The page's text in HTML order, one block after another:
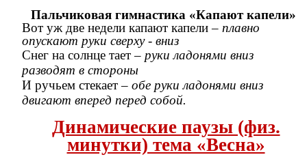
Пальчиковая гимнастика «Капают капели»
Вот уж две недели капают капели – плавно
опускают руки сверху - вниз
Снег на солнце тает – руки ладонями вниз
разводят в стороны
И ручьем стекает – обе руки ладонями вниз
двигают вперед перед собой.
Динамические паузы (физ.
минутки) тема «Весна»